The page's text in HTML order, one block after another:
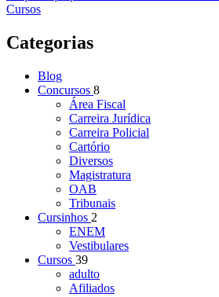
Cursos
Categorias
Blog
Concursos 8
Área Fiscal
Carreira Jurídica
Carreira Policial
Cartório
Diversos
Magistratura
OAB
Tribunais
Cursinhos 2
ENEM
Vestibulares
Cursos 39
adulto
Afiliados